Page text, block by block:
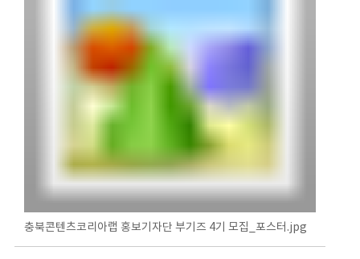
충북콘텐츠코리아랩 홍보기자단 부기즈 4기 모집_포스터.jpg